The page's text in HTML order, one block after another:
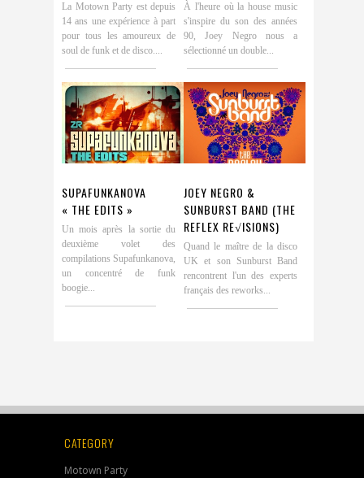
La Motown Party est depuis
14 ans une expérience à part
pour tous les amoureux de
soul de funk et de disco....
À l'heure où la house music
s'inspire du son des années
90, Joey Negro nous a
sélectionné un double...
SUPAFUNKANOVA
« THE EDITS »
Un mois après la sortie du
deuxième volet des
compilations Supafunkanova,
un concentré de funk
boogie...
JOEY NEGRO &
SUNBURST BAND (THE
REFLEX RE√ISIONS)
Quand le maître de la disco
UK et son Sunburst Band
rencontrent l'un des experts
français des reworks...
CATEGORY
Motown Party